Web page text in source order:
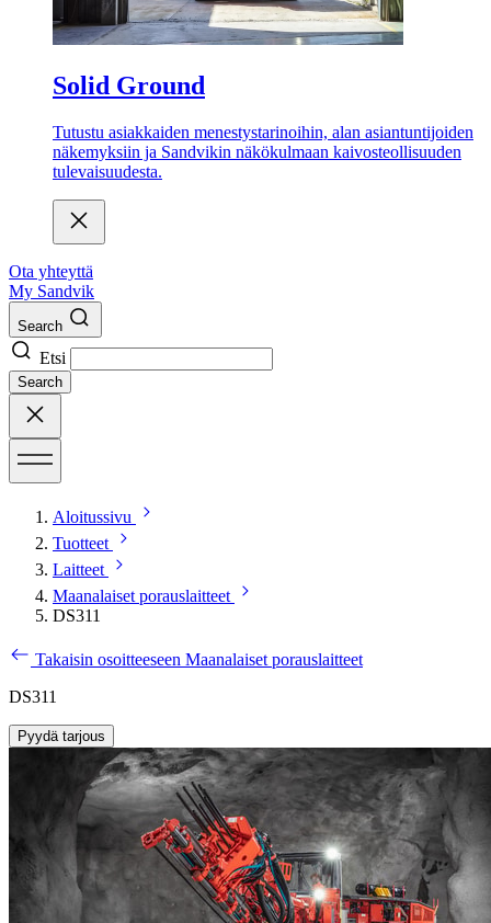
Solid Ground
Tutustu asiakkaiden menestystarinoihin, alan asiantuntijoiden
näkemyksiin ja Sandvikin näkökulmaan kaivosteollisuuden
tulevaisuudesta.
Ota yhteyttä
My Sandvik
Search
Etsi
Search
Aloitussivu
Tuotteet
Laitteet
Maanalaiset porauslaitteet
DS311
Takaisin osoitteeseen Maanalaiset porauslaitteet
DS311
Pyydä tarjous